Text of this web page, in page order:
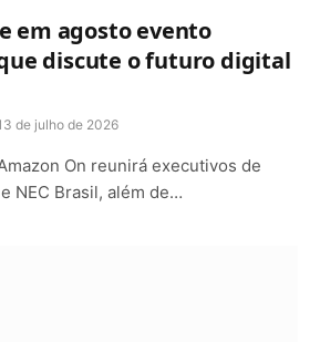
em agosto evento
discute o futuro digital
de julho de 2026
On reunirá executivos de
NEC Brasil, além de…